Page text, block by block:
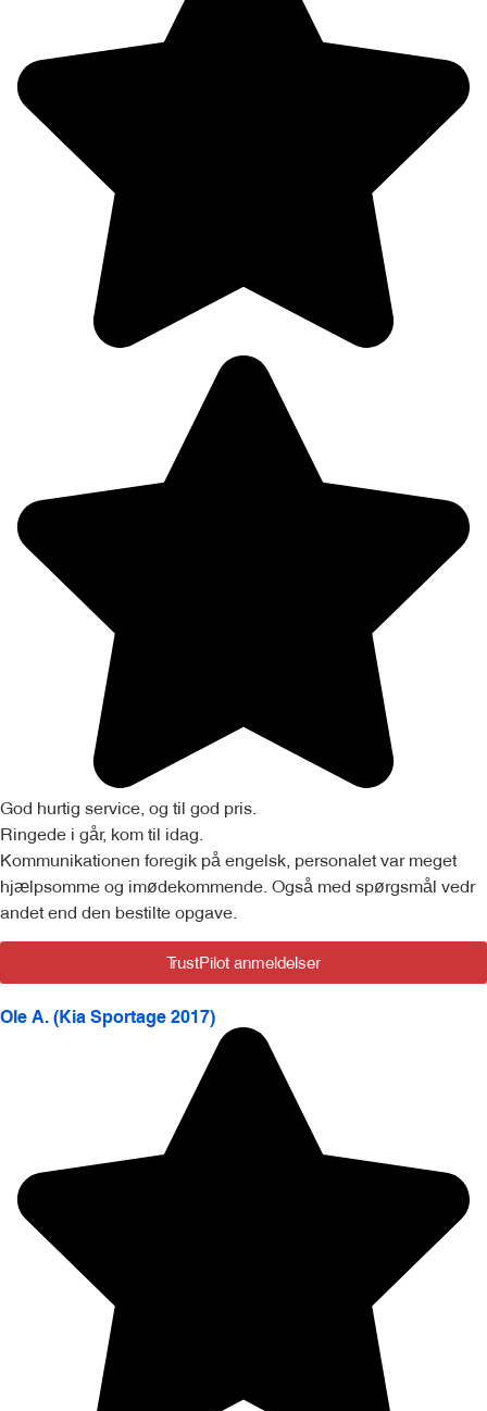
God hurtig service, og til god pris.
Ringede i går, kom til idag.
Kommunikationen foregik på engelsk, personalet var meget
hjælpsomme og imødekommende. Også med spørgsmål vedr
andet end den bestilte opgave.
TrustPilot anmeldelser
Ole A. (Kia Sportage 2017)